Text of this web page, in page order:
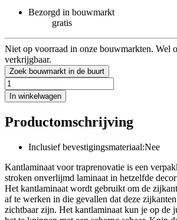
Bezorgd in bouwmarkt
gratis
Niet op voorraad in onze bouwmarkten. Wel
verkrijgbaar.
Zoek bouwmarkt in de buurt
In winkelwagen
Productomschrijving
Inclusief bevestigingsmateriaal:Nee
Kantlaminaat voor traprenovatie is een
stroken onverlijmd laminaat in hetzelfde
Het kantlaminaat wordt gebruikt om de
af te werken in die gevallen dat deze
zichtbaar zijn. Het kantlaminaat kun je op de